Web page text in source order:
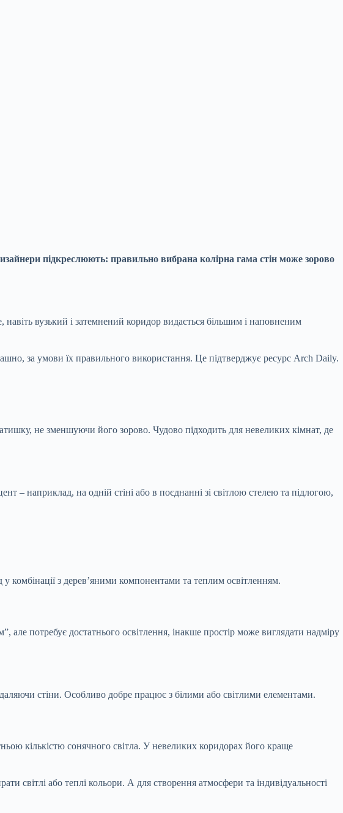
підкреслюють: правильно вибрана колірна гама стін може зорово
вузький і затемнений коридор видається більшим і наповненим
за умови їх правильного використання. Це підтверджує ресурс Arch Daily.
не зменшуючи його зорово. Чудово підходить для невеликих кімнат, де
– наприклад, на одній стіні або в поєднанні зі світлою стелею та підлогою,
комбінації з дерев’яними компонентами та теплим освітленням.
але потребує достатнього освітлення, інакше простір може виглядати надміру
стіни. Особливо добре працює з білими або світлими елементами.
кількістю сонячного світла. У невеликих коридорах його краще
світлі або теплі кольори. А для створення атмосфери та індивідуальності